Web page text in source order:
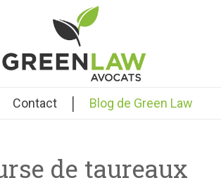
Contact | Blog de Green Law
de taureaux